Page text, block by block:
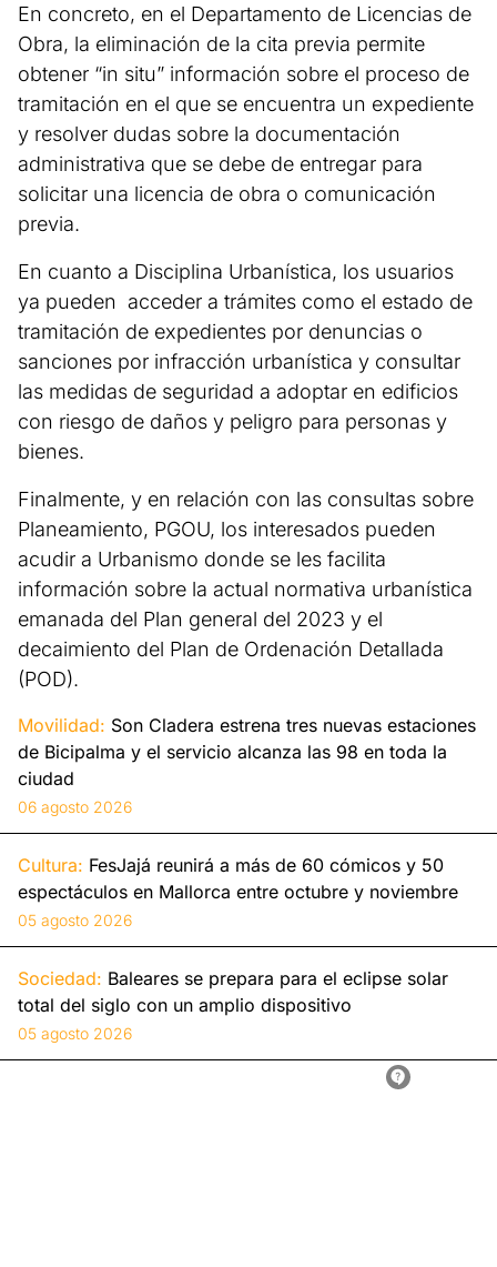
En concreto, en el Departamento de Licencias de
Obra, la eliminación de la cita previa permite
obtener “in situ” información sobre el proceso de
tramitación en el que se encuentra un expediente
y resolver dudas sobre la documentación
administrativa que se debe de entregar para
solicitar una licencia de obra o comunicación
previa.
En cuanto a Disciplina Urbanística, los usuarios
ya pueden acceder a trámites como el estado de
tramitación de expedientes por denuncias o
sanciones por infracción urbanística y consultar
las medidas de seguridad a adoptar en edificios
con riesgo de daños y peligro para personas y
bienes.
Finalmente, y en relación con las consultas sobre
Planeamiento, PGOU, los interesados pueden
acudir a Urbanismo donde se les facilita
información sobre la actual normativa urbanística
emanada del Plan general del 2023 y el
decaimiento del Plan de Ordenación Detallada
(POD).
Movilidad: Son Cladera estrena tres nuevas estaciones
de Bicipalma y el servicio alcanza las 98 en toda la
ciudad
06 agosto 2026
Cultura: FesJajá reunirá a más de 60 cómicos y 50
espectáculos en Mallorca entre octubre y noviembre
05 agosto 2026
Sociedad: Baleares se prepara para el eclipse solar
total del siglo con un amplio dispositivo
05 agosto 2026